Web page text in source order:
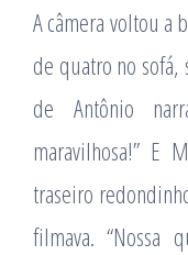
A câmera voltou a
de quatro no
de Antônio
maravilhosa!” E
traseiro
filmava. “Nossa